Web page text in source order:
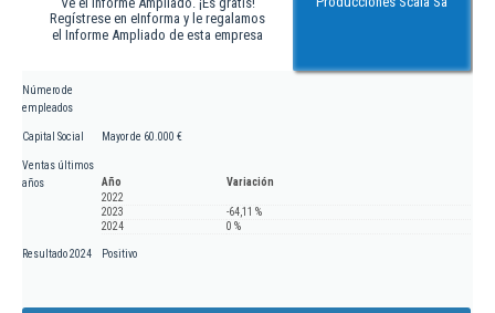
Regístrese en eInforma y le regalamos
el Informe Ampliado de esta empresa
Número de
empleados
Capital Social Mayor de 60.000 €
Ventas últimos
años
Año
Variación
2022
2023
-64,11 %
2024
0 %
Resultado 2024 Positivo